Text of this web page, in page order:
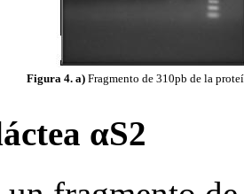
Figura 4. a) Fragmento de 310pb de la
αS2